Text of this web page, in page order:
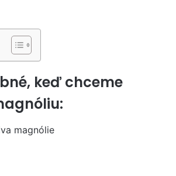
keď chceme
magnólie